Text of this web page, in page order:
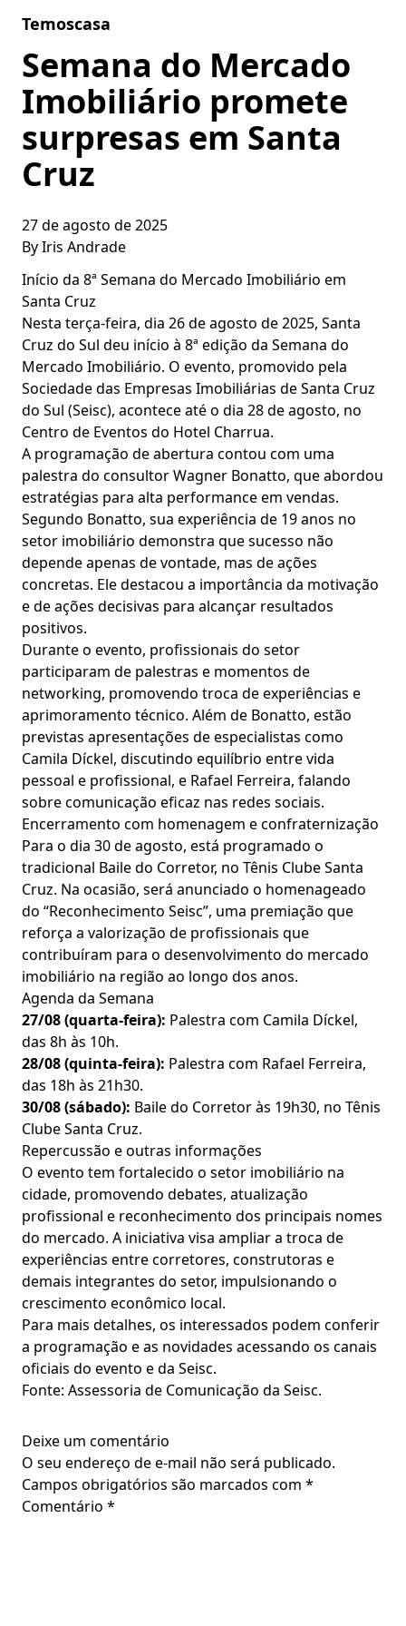
Temoscasa
Semana do Mercado
Imobiliário promete
surpresas em Santa
Cruz
27 de agosto de 2025
ByIris Andrade
Início da 8ª Semana do Mercado Imobiliário em
Santa Cruz
Nesta terça-feira, dia 26 de agosto de 2025, Santa
Cruz do Sul deu início à 8ª edição da Semana do
Mercado Imobiliário. O evento, promovido pela
Sociedade das Empresas Imobiliárias de Santa Cruz
do Sul (Seisc), acontece até o dia 28 de agosto, no
Centro de Eventos do Hotel Charrua.
A programação de abertura contou com uma
palestra do consultor Wagner Bonatto, que abordou
estratégias para alta performance em vendas.
Segundo Bonatto, sua experiência de 19 anos no
setor imobiliário demonstra que sucesso não
depende apenas de vontade, mas de ações
concretas. Ele destacou a importância da motivação
e de ações decisivas para alcançar resultados
positivos.
Durante o evento, profissionais do setor
participaram de palestras e momentos de
networking, promovendo troca de experiências e
aprimoramento técnico. Além de Bonatto, estão
previstas apresentações de especialistas como
Camila Díckel, discutindo equilíbrio entre vida
pessoal e profissional, e Rafael Ferreira, falando
sobre comunicação eficaz nas redes sociais.
Encerramento com homenagem e confraternização
Para o dia 30 de agosto, está programado o
tradicional Baile do Corretor, no Tênis Clube Santa
Cruz. Na ocasião, será anunciado o homenageado
do “Reconhecimento Seisc”, uma premiação que
reforça a valorização de profissionais que
contribuíram para o desenvolvimento do mercado
imobiliário na região ao longo dos anos.
Agenda da Semana
27/08 (quarta-feira): Palestra com Camila Díckel,
das 8h às 10h.
28/08 (quinta-feira): Palestra com Rafael Ferreira,
das 18h às 21h30.
30/08 (sábado): Baile do Corretor às 19h30, no Tênis
Clube Santa Cruz.
Repercussão e outras informações
O evento tem fortalecido o setor imobiliário na
cidade, promovendo debates, atualização
profissional e reconhecimento dos principais nomes
do mercado. A iniciativa visa ampliar a troca de
experiências entre corretores, construtoras e
demais integrantes do setor, impulsionando o
crescimento econômico local.
Para mais detalhes, os interessados podem conferir
a programação e as novidades acessando os canais
oficiais do evento e da Seisc.
Fonte: Assessoria de Comunicação da Seisc.
Deixe um comentário
O seu endereço de e-mail não será publicado.
Campos obrigatórios são marcados com *
Comentário *